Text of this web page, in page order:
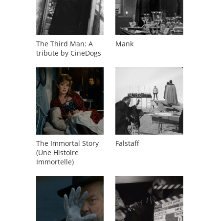
The Third Man: A
tribute by CineDogs
Mank
The Immortal Story
(Une Histoire
Immortelle)
Falstaff